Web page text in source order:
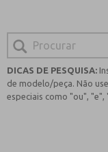
DICAS DE PESQUISA:
de modelo/peça. Não
especiais como "ou", "e",